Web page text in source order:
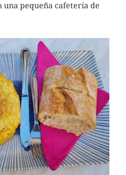
una pequeña cafetería de